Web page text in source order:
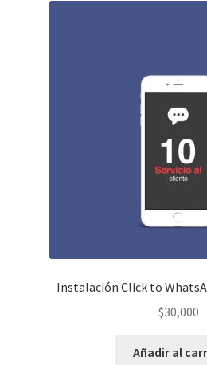
Instalación Click to
$30,000
Añadir al